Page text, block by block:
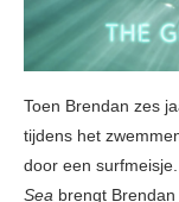
Toen Brendan zes
tijdens het
door een
Sea brengt